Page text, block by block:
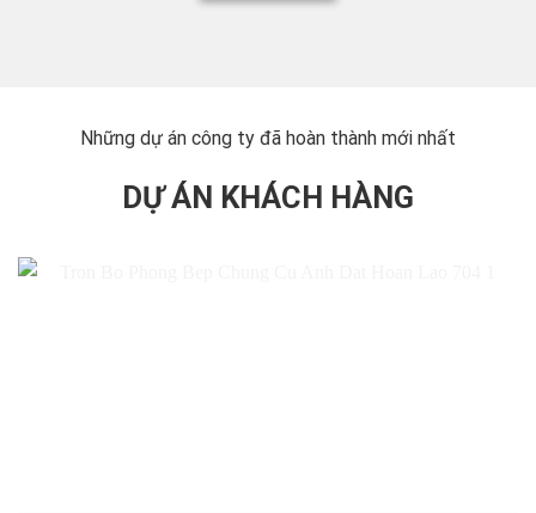
Những dự án công ty đã hoàn thành mới nhất
DỰ ÁN KHÁCH HÀNG